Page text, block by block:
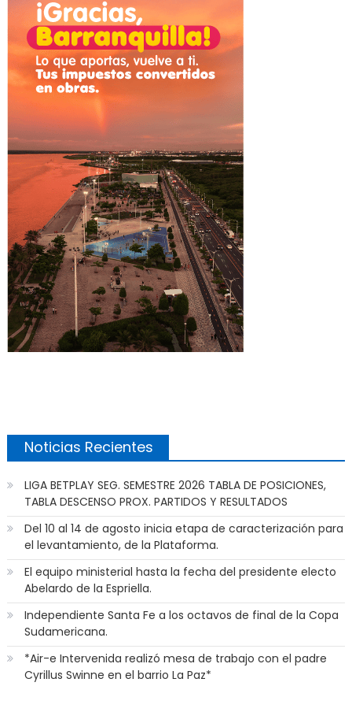
Noticias Recientes
LIGA BETPLAY SEG. SEMESTRE 2026 TABLA DE POSICIONES,
TABLA DESCENSO PROX. PARTIDOS Y RESULTADOS
Del 10 al 14 de agosto inicia etapa de caracterización para
el levantamiento, de la Plataforma.
El equipo ministerial hasta la fecha del presidente electo
Abelardo de la Espriella.
Independiente Santa Fe a los octavos de final de la Copa
Sudamericana.
*Air-e Intervenida realizó mesa de trabajo con el padre
Cyrillus Swinne en el barrio La Paz*